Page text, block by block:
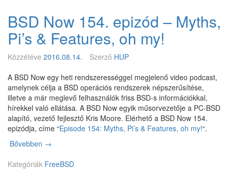
b
a
l
i
ó
g
m
á
r
a
p
BSD Now 154. epizód – Myths,
Pi’s & Features, oh my!
Közzétéve 2016.08.14. Szerző HUP
A BSD Now egy heti rendszerességgel megjelenő video podcast,
amelynek célja a BSD operációs rendszerek népszerűsítése,
illetve a már meglevő felhasználók friss BSD-s információkkal,
hírekkel való ellátása. A BSD Now egyik műsorvezetője a PC-BSD
alapító, vezető fejlesztő Kris Moore. Elérhető a BSD Now 154.
epizódja, címe “Episode 154: Myths, Pi’s & Features, oh my!“.
Bővebben B
D
→
Kategóriák FreeBSD